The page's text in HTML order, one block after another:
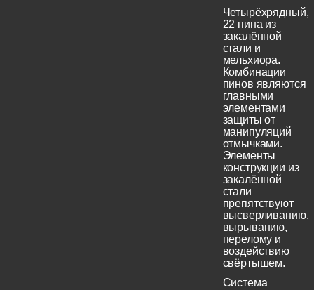
Четырёхрядный,
22 пина из
закалённой
стали и
мельхиора.
Комбинации
пинов являются
главными
элементами
защиты от
манипуляций
отмычками.
Элементы
конструкции из
закалённой
стали
препятствуют
высверливанию,
вырыванию,
перелому и
воздействию
свёртышем.
Система